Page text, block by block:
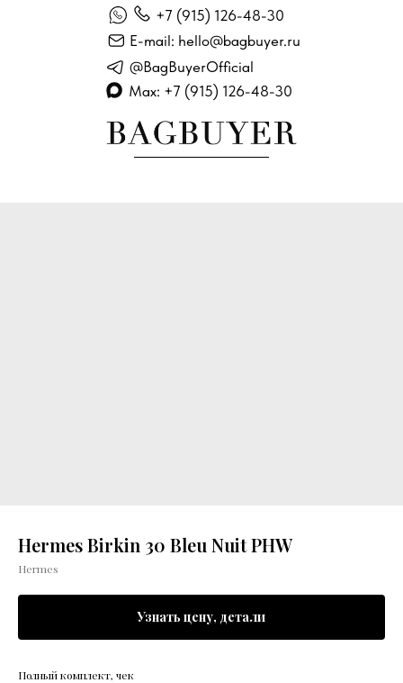
E-mail: hello@bagbuyer.ru
+7 (915) 126-48-30
@BagBuyerOfficial
Max: +7 (915) 126-48-30
Hermes Birkin 30 Bleu Nuit PHW
Hermes
Узнать цену, детали
Полный комплект, чек